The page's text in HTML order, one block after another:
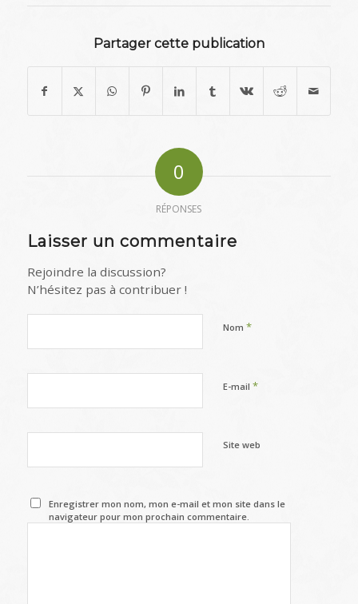
Partager cette publication
0
RÉPONSES
Laisser un commentaire
Rejoindre la discussion?
N’hésitez pas à contribuer !
Nom *
E-mail *
Site web
Enregistrer mon nom, mon e-mail et mon site dans le
navigateur pour mon prochain commentaire.